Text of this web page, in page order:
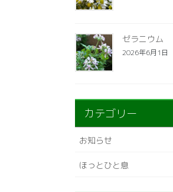
ゼラニウム
2026年6月1日
カテゴリー
お知らせ
ほっとひと息